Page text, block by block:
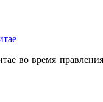
во время